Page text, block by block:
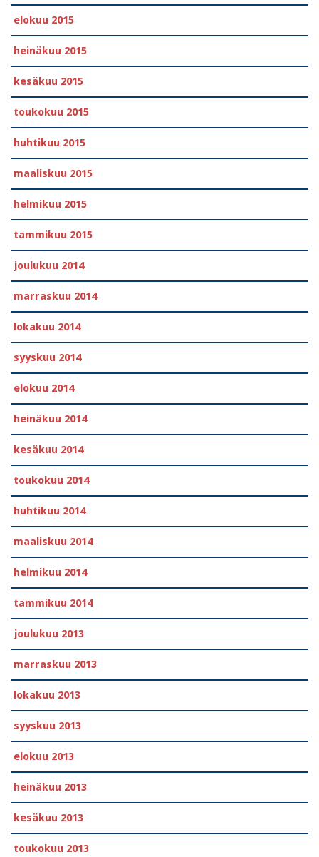
elokuu 2015
heinäkuu 2015
kesäkuu 2015
toukokuu 2015
huhtikuu 2015
maaliskuu 2015
helmikuu 2015
tammikuu 2015
joulukuu 2014
marraskuu 2014
lokakuu 2014
syyskuu 2014
elokuu 2014
heinäkuu 2014
kesäkuu 2014
toukokuu 2014
huhtikuu 2014
maaliskuu 2014
helmikuu 2014
tammikuu 2014
joulukuu 2013
marraskuu 2013
lokakuu 2013
syyskuu 2013
elokuu 2013
heinäkuu 2013
kesäkuu 2013
toukokuu 2013